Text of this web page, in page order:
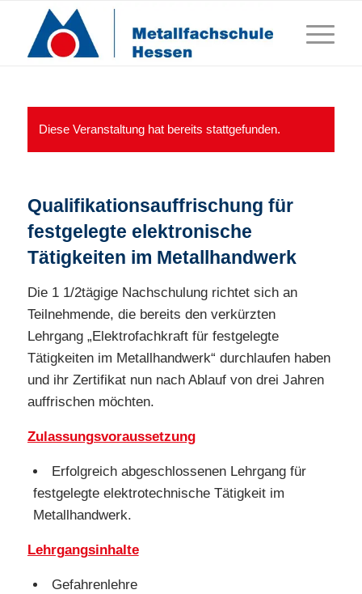
Diese Veranstaltung hat bereits stattgefunden.
Qualifikationsauffrischung für
festgelegte elektronische
Tätigkeiten im Metallhandwerk
Die 1 1/2tägige Nachschulung richtet sich an
Teilnehmende, die bereits den verkürzten
Lehrgang „Elektrofachkraft für festgelegte
Tätigkeiten im Metallhandwerk“ durchlaufen haben
und ihr Zertifikat nun nach Ablauf von drei Jahren
auffrischen möchten.
Zulassungsvoraussetzung
Erfolgreich abgeschlossenen Lehrgang für
festgelegte elektrotechnische Tätigkeit im
Metallhandwerk.
Lehrgangsinhalte
Gefahrenlehre